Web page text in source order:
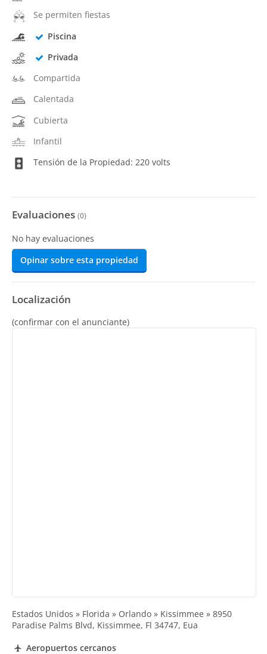
Se permiten fiestas
Piscina
Privada
Compartida
Calentada
Cubierta
Infantil
Tensión de la Propiedad: 220 volts
Evaluaciones (0)
No hay evaluaciones
Opinar sobre esta propiedad
Localización
(confirmar con el anunciante)
Estados Unidos » Florida » Orlando » Kissimmee » 8950
Paradise Palms Blvd, Kissimmee, Fl 34747, Eua
Aeropuertos cercanos